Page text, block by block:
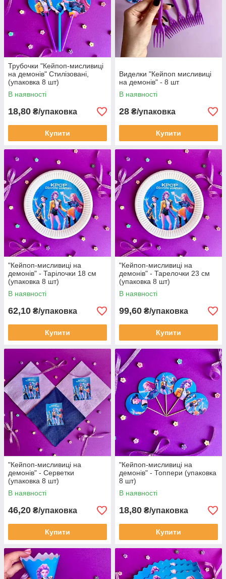
Трубочки "Кейпоп-мисливиці
на демонів" Стилізовані,
(упаковка 8 шт)
В наявності
18,80 ₴/упаковка
Купити
Виделки "Кейпоп мисливиці
на демонів" - 8 шт
В наявності
28 ₴/упаковка
Купити
"Кейпоп-мисливиці на
демонів" - Тарілочки 18 см
(упаковка 8 шт)
В наявності
62,10 ₴/упаковка
Купити
"Кейпоп-мисливиці на
демонів" - Тарелочки 23 см
(упаковка 8 шт)
В наявності
99,60 ₴/упаковка
Купити
"Кейпоп-мисливиці на
демонів" - Серветки
(упаковка 8 шт)
В наявності
46,20 ₴/упаковка
Купити
"Кейпоп-мисливиці на
демонів" - Топпери (упаковка
8 шт)
В наявності
18,80 ₴/упаковка
Купити